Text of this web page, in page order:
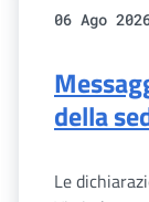
06 Ago
della
Le